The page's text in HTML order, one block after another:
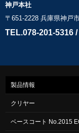
神戸本社
〒651-2228 兵庫県神戸
TEL.078-201-5316
製品情報
クリヤー
ベースコート No.2015